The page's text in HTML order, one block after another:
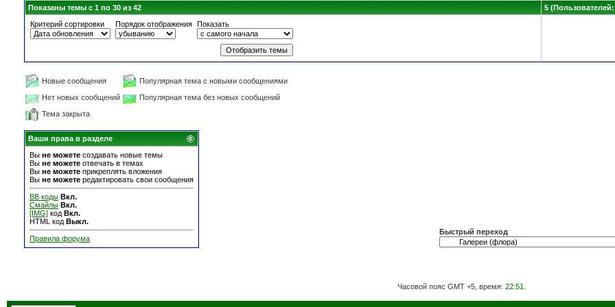
Показаны темы с 1 по 30 из 42
5 (Пользователей:
Критерий сортировки
Порядок отображения Показать
Новые сообщения
Популярная тема с новыми сообщениями
Нет новых сообщений
Популярная тема без новых сообщений
Тема закрыта
Ваши права в разделе
Вы не можете создавать новые темы
Вы не можете отвечать в темах
Вы не можете прикреплять вложения
Вы не можете редактировать свои сообщения
BB коды Вкл.
Смайлы Вкл.
[IMG] код Вкл.
HTML код Выкл.
Правила форума
Быстрый переход
Часовой пояс GMT +5, время: 22:51